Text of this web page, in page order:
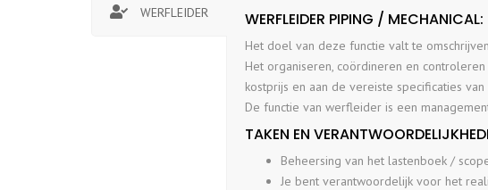
WERFLEIDER WERFLEIDER PIPING / MECHANICAL:
Het doel van deze functie valt te
Het organiseren, coördineren en
kostprijs en aan de vereiste specificaties
De functie van werfleider is een
TAKEN EN
Beheersing van het lastenboek /
Je bent verantwoordelijk voor het